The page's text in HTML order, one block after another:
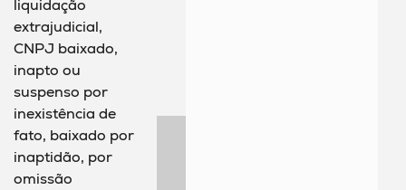
liquidação
extrajudicial,
CNPJ baixado,
inapto ou
suspenso por
inexistência de
fato, baixado por
inaptidão, por
omissão